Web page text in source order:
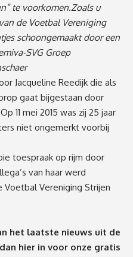
te voorkomen.Zoals u
de Voetbal Vereniging
schoongemaakt door een
SVG Groep
Jacqueline Reedijk die als
gaat bijgestaan door
11 mei 2015 was zij 25 jaar
niet ongemerkt voorbij
toespraak op rijm door
van haar werd
Voetbal Vereniging Strijen
het laatste nieuws uit de
hier in voor onze gratis